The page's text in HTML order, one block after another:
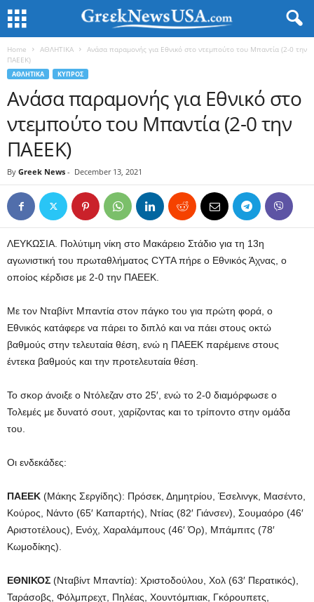
Home ΑΘΛΗΤΙΚΑ
Ανάσα παραμονής για Εθνικό στο ντεμπούτο του Μπαντία (2-0 την
ΠΑΕΕΚ)
ΑΘΛΗΤΙΚΑ ΚΥΠΡΟΣ
Ανάσα παραμονής για Εθνικό στο
ντεμπούτο του Μπαντία (2-0 την
ΠΑΕΕΚ)
By Greek News - December 13, 2021
ΛΕΥΚΩΣΙΑ. Πολύτιμη νίκη στο Μακάρειο Στάδιο για τη 13η
αγωνιστική του πρωταθλήματος CYTA πήρε ο Εθνικός Άχνας, ο
οποίος κέρδισε με 2-0 την ΠΑΕΕΚ.
Με τον Νταβίντ Μπαντία στον πάγκο του για πρώτη φορά, ο
Εθνικός κατάφερε να πάρει το διπλό και να πάει στους οκτώ
βαθμούς στην τελευταία θέση, ενώ η ΠΑΕΕΚ παρέμεινε στους
έντεκα βαθμούς και την προτελευταία θέση.
Το σκορ άνοιξε ο Ντόλεζαν στο 25′, ενώ το 2-0 διαμόρφωσε ο
Τολεμές με δυνατό σουτ, χαρίζοντας και το τρίποντο στην ομάδα
του.
Οι ενδεκάδες:
ΠΑΕΕΚ (Μάκης Σεργίδης): Πρόσεκ, Δημητρίου, Έσελινγκ, Μασέντο,
Κούρος, Νάντο (65′ Καπαρτής), Ντίας (82′ Γιάνσεν), Σουμαόρο (46′
Αριστοτέλους), Ενόχ, Χαραλάμπους (46′ Όρ), Μπάμπιτς (78′
Κωμοδίκης).
ΕΘΝΙΚΟΣ (Νταβίντ Μπαντία): Χριστοδούλου, Χολ (63′ Περατικός),
Ταράσοβς, Φόλμπρεχτ, Πηλέας, Xουντόμπιακ, Γκόρουπετς,